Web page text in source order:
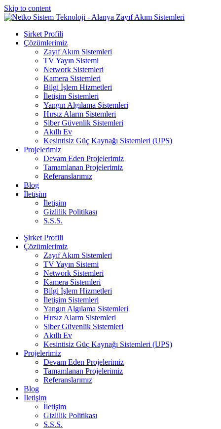
Skip to content
Şirket Profili
Çözümlerimiz
Zayıf Akım Sistemleri
TV Yayın Sistemi
Network Sistemleri
Kamera Sistemleri
Bilgi İşlem Hizmetleri
İletişim Sistemleri
Yangın Algılama Sistemleri
Hırsız Alarm Sistemleri
Siber Güvenlik Sistemleri
Akıllı Ev
Kesintisiz Güç Kaynağı Sistemleri (UPS)
Projelerimiz
Devam Eden Projelerimiz
Tamamlanan Projelerimiz
Referanslarımız
Blog
İletişim
İletişim
Gizlilik Politikası
S.S.S.
Şirket Profili
Çözümlerimiz
Zayıf Akım Sistemleri
TV Yayın Sistemi
Network Sistemleri
Kamera Sistemleri
Bilgi İşlem Hizmetleri
İletişim Sistemleri
Yangın Algılama Sistemleri
Hırsız Alarm Sistemleri
Siber Güvenlik Sistemleri
Akıllı Ev
Kesintisiz Güç Kaynağı Sistemleri (UPS)
Projelerimiz
Devam Eden Projelerimiz
Tamamlanan Projelerimiz
Referanslarımız
Blog
İletişim
İletişim
Gizlilik Politikası
S.S.S.